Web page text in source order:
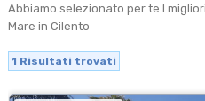
Abbiamo selezionato per te I
Mare in Cilento
1 Risultati trovati